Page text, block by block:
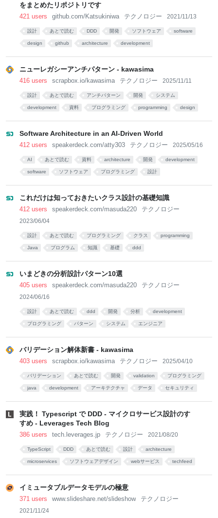
をまとめたリポジトリです
421 users github.com/Katsukiniwa テクノロジー 2021/11/13
設計 あとで読む DDD 開発 ソフトウェア software
design github architecture development
ニューレガシーアンチパターン - kawasima
416 users scrapbox.io/kawasima テクノロジー 2025/11/11
設計 あとで読む アンチパターン 開発 システム
development 資料 プログラミング programming design
Software Architecture in an AI-Driven World
412 users speakerdeck.com/atty303 テクノロジー 2025/05/16
AI あとで読む 資料 architecture 開発 development
software ソフトウェア プログラミング 設計
これだけは知っておきたいクラス設計の基礎知識
412 users speakerdeck.com/masuda220 テクノロジー
2023/06/04
設計 あとで読む プログラミング クラス programming
Java プログラム 知識 基礎 ddd
いまどきの分析設計パターン10選
405 users speakerdeck.com/masuda220 テクノロジー
2024/06/16
設計 あとで読む ddd 開発 分析 development
プログラミング パターン システム エンジニア
バリデーション解体新書 - kawasima
403 users scrapbox.io/kawasima テクノロジー 2025/04/10
バリデーション あとで読む 開発 validation プログラミング
java development アーキテクチャ データ セキュリティ
実践！ Typescript で DDD - マイクロサービス設計のす
すめ - Leverages Tech Blog
386 users tech.leverages.jp テクノロジー 2021/08/20
TypeScript DDD あとで読む 設計 architecture
microservices ソフトウェアデザイン webサービス techfeed
イミュータブルデータモデルの極意
371 users www.slideshare.net/slideshow テクノロジー
2021/11/24